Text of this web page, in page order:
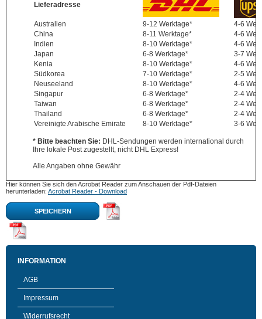
Lieferadresse
Australien 9-12 Werktage*
4-6
China
8-11 Werktage*
4-6
Indien
8-10 Werktage*
4-6
Japan
6-8 Werktage*
3-7
Kenia
8-10 Werktage*
4-6
Südkorea
7-10 Werktage*
2-5
Neuseeland
8-10 Werktage*
4-6
Singapur
6-8 Werktage*
2-4
Taiwan
6-8 Werktage*
2-4
Thailand
6-8 Werktage*
2-4
Vereinigte Arabische Emirate
8-10 Werktage* 3-6
* Bitte beachten Sie: DHL-Sendungen werden international durch
Ihre lokale Post zugestellt, nicht DHL Express!
Alle Angaben ohne Gewähr
Hier können Sie sich den Acrobat Reader zum Anschauen der Pdf-Dateien
herunterladen: Acrobat Reader - Download
SPEICHERN
INFORMATION
AGB
Impressum
Widerrufsrecht